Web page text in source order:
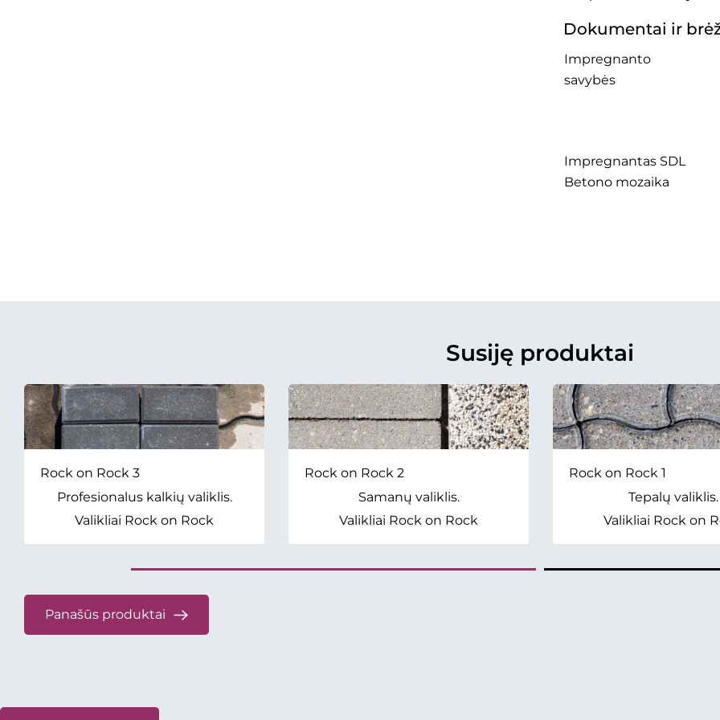
Dokumentai ir
Impregnanto
savybės
Impregnantas SDL
Betono mozaika
Susiję produktai
Rock on Rock 3
Profesionalus kalkių valiklis.
Valikliai Rock on Rock
Rock on Rock 2
Samanų valiklis.
Valikliai Rock on Rock
Rock on Rock 1
Tepalų valiklis.
Valikliai Rock on
Panašūs produktai